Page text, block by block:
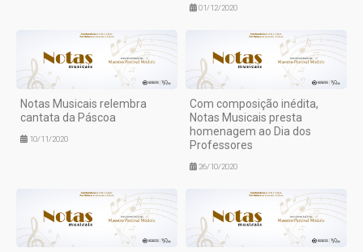
01/12/2020
Notas Musicais relembra
cantata da Páscoa
10/11/2020
Com composição inédita,
Notas Musicais presta
homenagem ao Dia dos
Professores
26/10/2020